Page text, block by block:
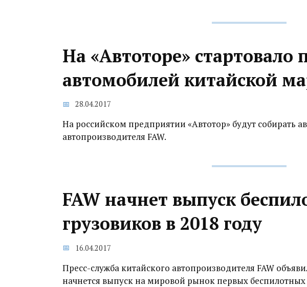
На «Автоторе» стартовало
автомобилей китайской
28.04.2017
На российском предприятии «Автотор» будут собирать
автопроизводителя FAW.
FAW начнет выпуск
грузовиков в 2018 году
16.04.2017
Пресс-служба китайского автопроизводителя FAW
начнется выпуск на мировой рынок первых